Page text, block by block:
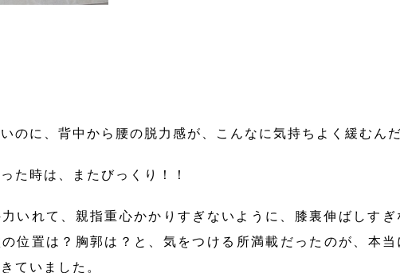
のに、背中から腰の脱力感が、こんなに気持ちよく緩むんだ
た時は、またびっくり！！
いれて、親指重心かかりすぎないように、膝裏伸ばしす
位置は？胸郭は？と、気をつける所満載だったのが、本
ていました。